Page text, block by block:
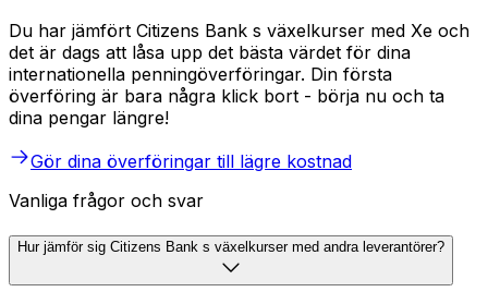
Du har jämfört Citizens Bank s växelkurser med Xe och
det är dags att låsa upp det bästa värdet för dina
internationella penningöverföringar. Din första
överföring är bara några klick bort - börja nu och ta
dina pengar längre!
Gör dina överföringar till lägre kostnad
Vanliga frågor och svar
Hur jämför sig Citizens Bank s växelkurser med andra leverantörer?